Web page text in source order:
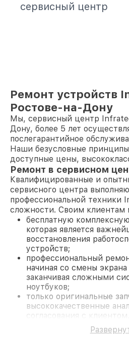
сервисный центр
Ремонт устройств
Ростове-на-Дону
Мы, сервисный центр
Дону, более 5 лет
послегарантийное
Наши безусловные
доступные цены,
Ремонт в сервисном
Квалифицированные и
сервисного центра
профессиональной техники
сложности. Своим клиентам
бесплатную
которая является
восстановления
устройств;
профессиональный
начиная со смены
заканчивая сложными
ноутбуков;
только оригинальные
высококачественные
согласования с клиентом.
На все работы и
предоставляется длительная